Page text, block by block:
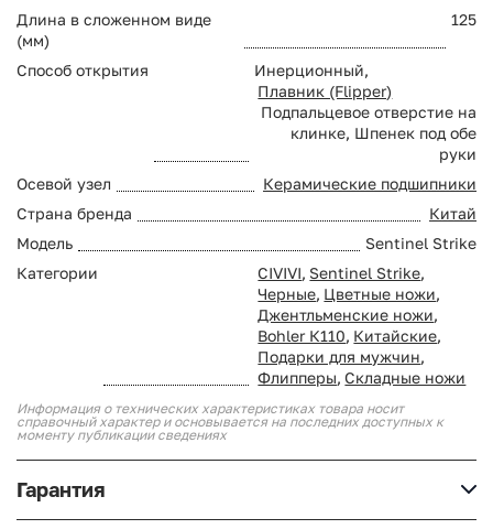
Длина в сложенном виде
(мм)
125
Способ открытия
Инерционный,
Плавник (Flipper)
Подпальцевое отверстие на
клинке, Шпенек под обе
руки
Осевой узел
Керамические подшипники
Страна бренда
Китай
Модель
Sentinel Strike
Категории
CIVIVI, Sentinel Strike,
Черные, Цветные ножи,
Джентльменские ножи,
Bohler К110, Китайские,
Подарки для мужчин,
Флипперы, Складные ножи
Информация о технических характеристиках товара носит
справочный характер и основывается на последних доступных к
моменту публикации сведениях
Гарантия